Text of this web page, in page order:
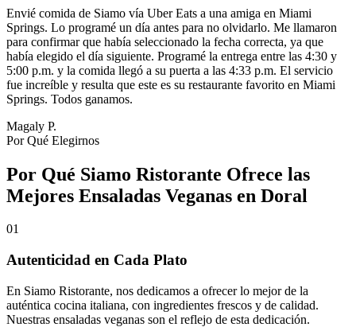
Envié comida de Siamo vía Uber Eats a una amiga en Miami
Springs. Lo programé un día antes para no olvidarlo. Me llamaron
para confirmar que había seleccionado la fecha correcta, ya que
había elegido el día siguiente. Programé la entrega entre las 4:30 y
5:00 p.m. y la comida llegó a su puerta a las 4:33 p.m. El servicio
fue increíble y resulta que este es su restaurante favorito en Miami
Springs. Todos ganamos.
Magaly P.
Por Qué Elegirnos
Por Qué Siamo Ristorante Ofrece las
Mejores Ensaladas Veganas en Doral
01
Autenticidad en Cada Plato
En Siamo Ristorante, nos dedicamos a ofrecer lo mejor de la
auténtica cocina italiana, con ingredientes frescos y de calidad.
Nuestras ensaladas veganas son el reflejo de esta dedicación.